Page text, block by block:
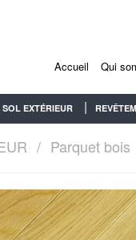
Accueil Qui
EXTÉRIEUR
Parquet bois